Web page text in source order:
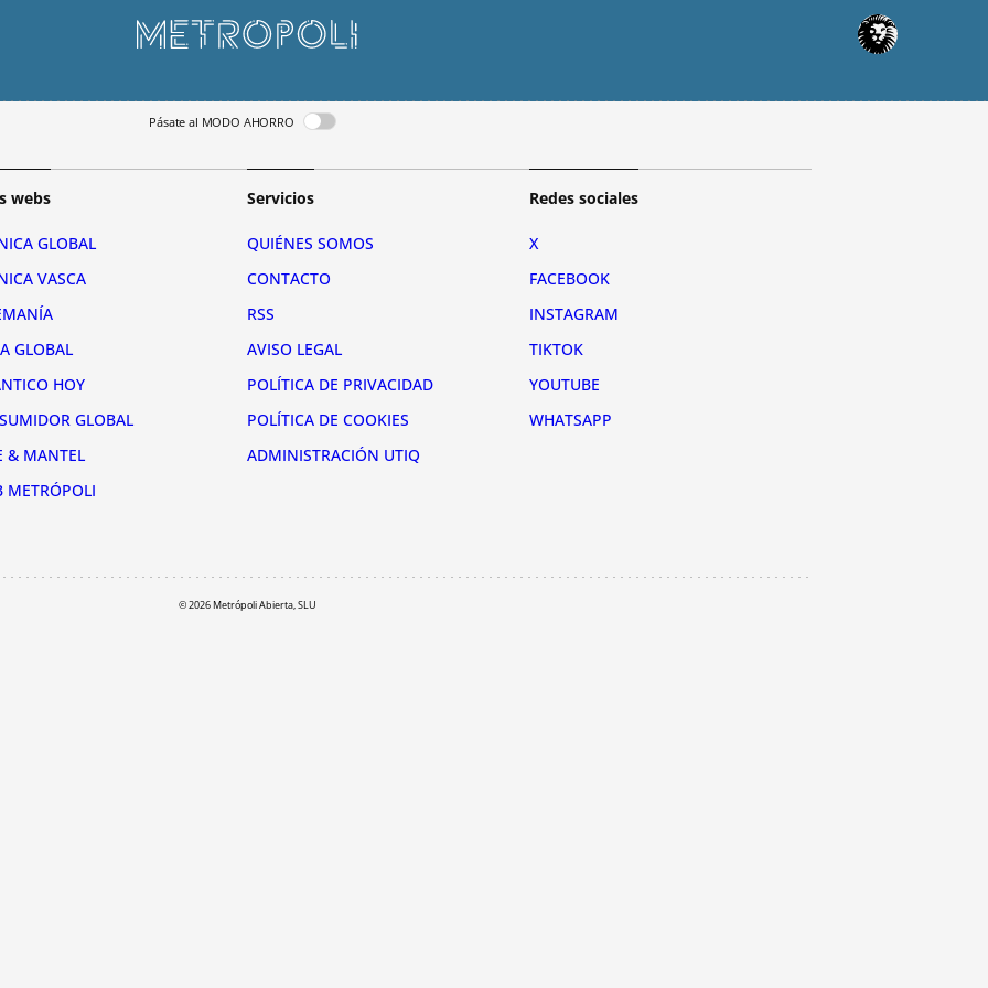
Pásate al MODO AHORRO
webs
GLOBAL
VASCA
GLOBAL
HOY
GLOBAL
& MANTEL
METRÓPOLI
Servicios
QUIÉNES SOMOS
CONTACTO
RSS
AVISO LEGAL
POLÍTICA DE PRIVACIDAD
POLÍTICA DE COOKIES
ADMINISTRACIÓN UTIQ
Redes sociales
X
FACEBOOK
INSTAGRAM
TIKTOK
YOUTUBE
WHATSAPP
© 2026 Metrópoli Abierta, SLU